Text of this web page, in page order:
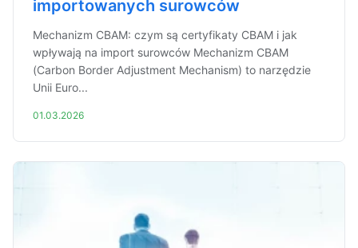
importowanych surowców
Mechanizm CBAM: czym są certyfikaty CBAM i jak
wpływają na import surowców Mechanizm CBAM
(Carbon Border Adjustment Mechanism) to narzędzie
Unii Euro...
01.03.2026